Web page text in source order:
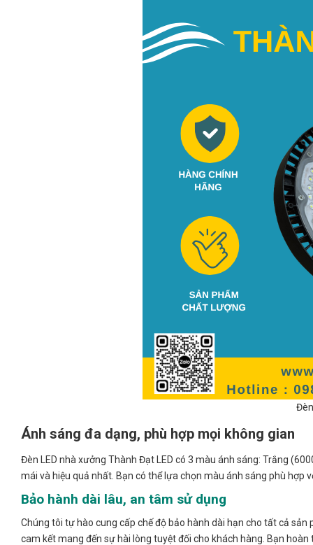
Ánh sáng đa dạng, phù hợp mọi không gian
Đèn LED nhà xưởng Thành Đạt LED có 3 màu ánh sáng: Trắng
mái và hiệu quả nhất. Bạn có thể lựa chọn màu ánh sáng phù hợp
Bảo hành dài lâu, an tâm sử dụng
Chúng tôi tự hào cung cấp chế độ bảo hành dài hạn cho tất cả
cam kết mang đến sự hài lòng tuyệt đối cho khách hàng. Bạn